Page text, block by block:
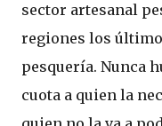
sector artesanal
regiones los
pesquería. Nunca
cuota a quien la